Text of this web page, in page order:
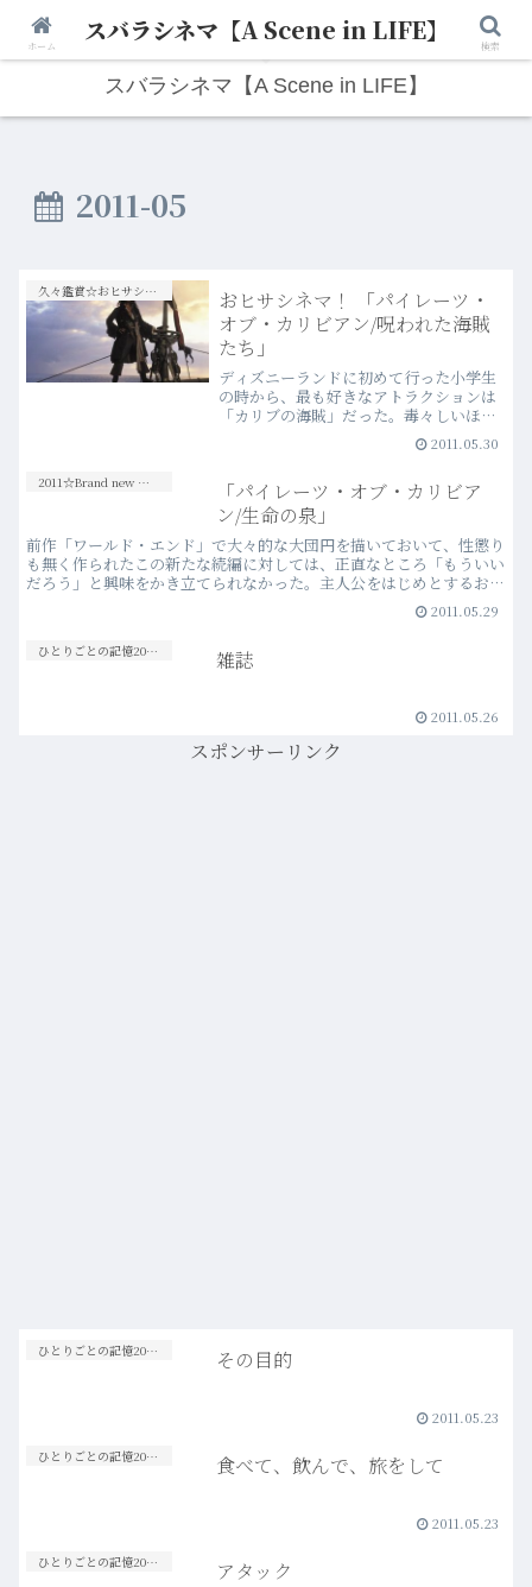
人生は“ひとりごと”から始まる。映画と写真と日々のこと。
スバラシネマ【A Scene in LIFE】
2011-05
久々鑑賞☆おヒサシネマ！
おヒサシネマ！ 「パイレーツ・
オブ・カリビアン/呪われた海賊
たち」
ディズニーランドに初めて行った小学生
の時から、最も好きなアトラクションは
「カリブの海賊」だった。毒々しいほど
の海賊たちが、飲めや歌え、そこかしこ
で銃や大砲をぶっ放す乱痴気騒ぎぶり
ーでファンシーなアトラクシ…more
2011.05.30
2011☆Brand new Movies
「パイレーツ・オブ・カリビア
ン/生命の泉」
前作「ワールド・エンド」で大々的な大団円を描いておいて、性懲り
も無く作られたこの新たな続編に対しては、正直なところ「もういい
だろう」と興味をかき立てられなかった。主人公をはじめとするお決
まりのキャラクター、そしてお決まりのストーリー展開が繰…more
2011.05.29
ひとりごとの記憶20s-30s 雑誌
2011.05.26
スポンサーリンク
ひとりごとの記憶20s-30s その目的
2011.05.23
ひとりごとの記憶20s-30s 食べて、飲んで、旅をして
2011.05.23
ひとりごとの記憶20s-30s アタック
ホーム スバラシネマ【A Scene in LIFE】 検索